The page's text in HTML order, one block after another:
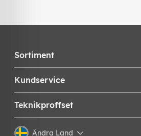
Sortiment
Kundservice
Teknikproffset
Ändra Land